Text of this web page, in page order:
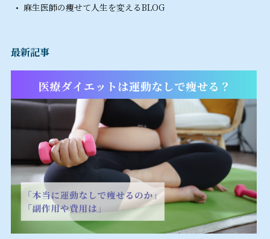
麻生医師の痩せて人生を変えるBLOG
最新記事